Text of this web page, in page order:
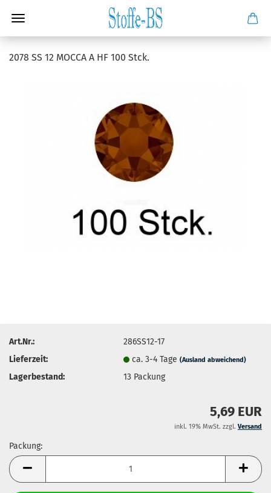
2078 SS 12 MOCCA A HF 100 Stck.
Art.Nr.:
286SS12-17
Lieferzeit:
ca. 3-4 Tage(Ausland abweichend)
Lagerbestand: 13 Packung
5,69 EUR
inkl. 19% MwSt. zzgl. Versand
Packung:
Packung